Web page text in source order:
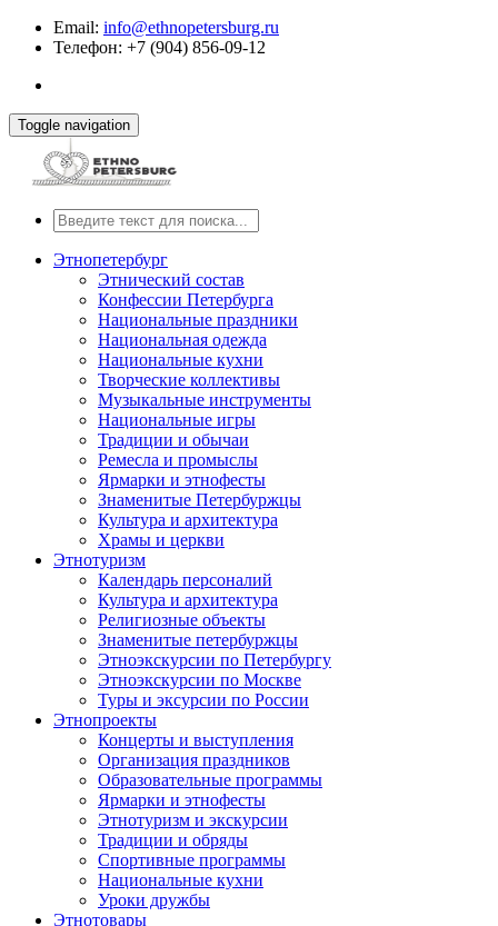
Email: info@ethnopetersburg.ru
Телефон: +7 (904) 856-09-12
Toggle navigation
Этнопетербург
Этнический состав
Конфессии Петербурга
Национальные праздники
Национальная одежда
Национальные кухни
Творческие коллективы
Музыкальные инструменты
Национальные игры
Традиции и обычаи
Ремесла и промыслы
Ярмарки и этнофесты
Знаменитые Петербуржцы
Культура и архитектура
Храмы и церкви
Этнотуризм
Календарь персоналий
Культура и архитектура
Религиозные объекты
Знаменитые петербуржцы
Этноэкскурсии по Петербургу
Этноэкскурсии по Москве
Туры и эксурсии по России
Этнопроекты
Концерты и выступления
Организация праздников
Образовательные программы
Ярмарки и этнофесты
Этнотуризм и экскурсии
Традиции и обряды
Спортивные программы
Национальные кухни
Уроки дружбы
Этнотовары